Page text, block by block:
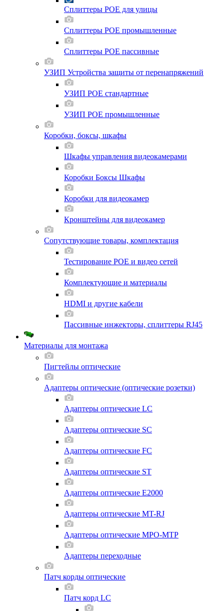
Сплиттеры POE для улицы
Сплиттеры POE промышленные
Сплиттеры POE пассивные
УЗИП Устройства защиты от перенапряжений
УЗИП POE стандартные
УЗИП POE промышленные
Коробки, боксы, шкафы
Шкафы управления видеокамерами
Коробки Боксы Шкафы
Коробки для видеокамер
Кронштейны для видеокамер
Сопутствующие товары, комплектация
Тестирование POE и видео сетей
Комплектующие и материалы
HDMI и другие кабели
Пассивные инжекторы, сплиттеры RJ45
Материалы для монтажа
Пигтейлы оптические
Адаптеры оптические (оптические розетки)
Адаптеры оптические LC
Адаптеры оптические SC
Адаптеры оптические FC
Адаптеры оптические ST
Адаптеры оптические E2000
Адаптеры оптические MT-RJ
Адаптеры оптические MPO-MTP
Адаптеры переходные
Патч корды оптические
Патч корд LC